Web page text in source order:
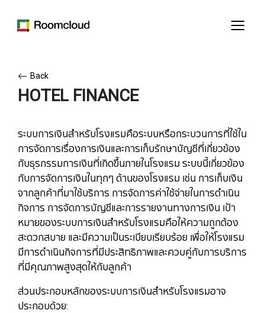
Back
HOTEL FINANCE
ระบบการเงินสำหรับโรงแรมคือระบบหรือกระบวนการที่ใช้ใน
การจัดการเรื่องการเงินและการเก็บรักษาบัญชีที่เกี่ยวข้อง
กับธุรกรรมการเงินที่เกิดขึ้นภายในโรงแรม ระบบนี้เกี่ยวข้อง
กับการจัดการเงินในทุกๆ ด้านของโรงแรม เช่น การเก็บเงิน
จากลูกค้าที่มาใช้บริการ การจัดการค่าใช้จ่ายในการดำเนิน
กิจการ การจัดการบัญชีและการรายงานทางการเงิน เป้า
หมายของระบบการเงินสำหรับโรงแรมคือให้ความถูกต้อง
สะดวกสบาย และมีความเป็นระเบียบเรียบร้อย เพื่อให้โรงแรม
มีการดำเนินกิจการที่มีประสิทธิภาพและควบคู่กับการบริการ
ที่มีคุณภาพสูงสุดให้กับลูกค้า
ส่วนประกอบหลักของระบบการเงินสำหรับโรงแรมอาจ
ประกอบด้วย: